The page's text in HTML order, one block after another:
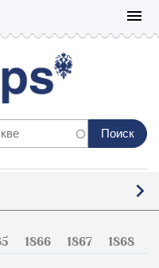
menu
1866 1867 1868